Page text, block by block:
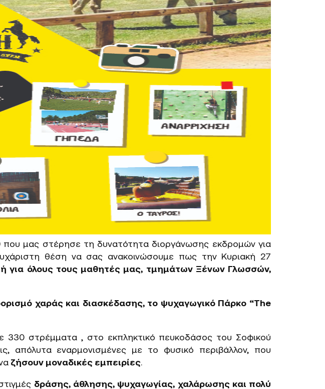
μας στέρησε τη δυνατότητα διοργάνωσης εκδρομών για
θέση να σας ανακοινώσουμε πως την Κυριακή 27
για όλους τους μαθητές μας, τμημάτων Ξένων Γλωσσών,
χαράς και διασκέδασης, το ψυχαγωγικό Πάρκο “The
330 στρέμματα , στο εκπληκτικό πευκοδάσος του Σοφικού
απόλυτα εναρμονισμένες με το φυσικό περιβάλλον, που
ζήσουν μοναδικές εμπειρίες
δράσης, άθλησης, ψυχαγωγίας, χαλάρωσης και πολύ